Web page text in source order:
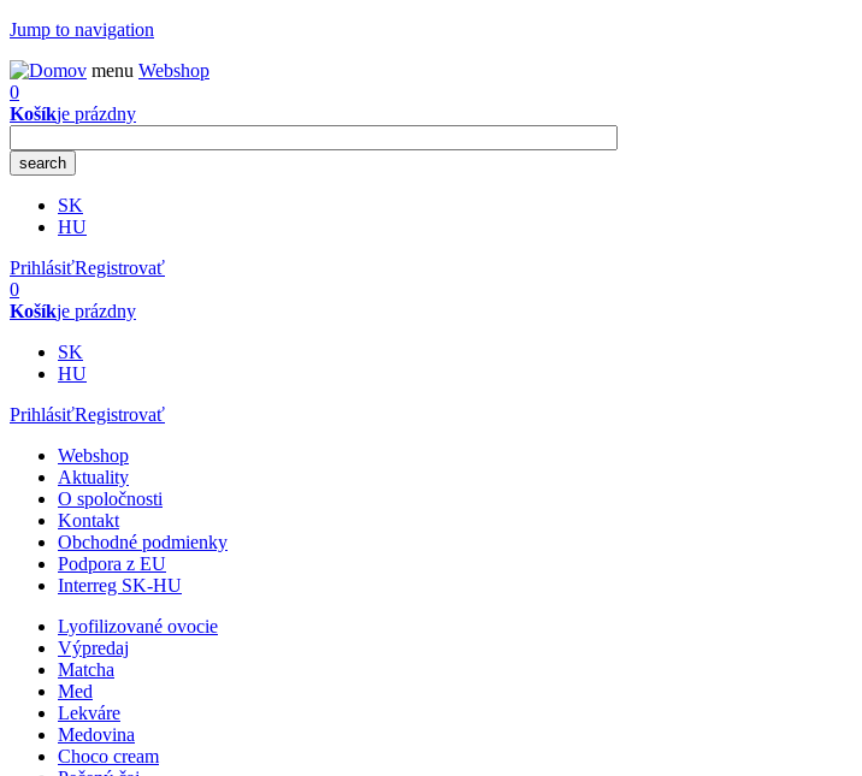
Jump to navigation
menu Webshop
0
Košíkje prázdny
SK
HU
PrihlásiťRegistrovať
0
Košíkje prázdny
SK
HU
PrihlásiťRegistrovať
Webshop
Aktuality
O spoločnosti
Kontakt
Obchodné podmienky
Podpora z EU
Interreg SK-HU
Lyofilizované ovocie
Výpredaj
Matcha
Med
Lekváre
Medovina
Choco cream